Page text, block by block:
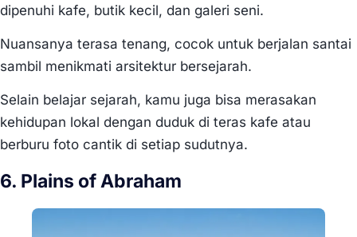
dipenuhi kafe, butik kecil, dan galeri seni.
Nuansanya terasa tenang, cocok untuk berjalan santai
sambil menikmati arsitektur bersejarah.
Selain belajar sejarah, kamu juga bisa merasakan
kehidupan lokal dengan duduk di teras kafe atau
berburu foto cantik di setiap sudutnya.
6. Plains of Abraham